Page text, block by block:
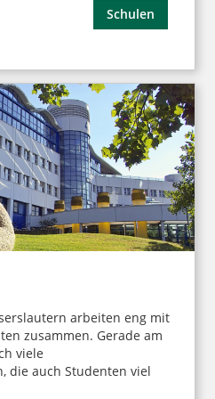
Schulen
arbeiten eng mit
zusammen. Gerade am
viele
die auch Studenten viel